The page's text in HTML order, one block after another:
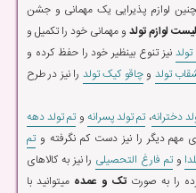
لوازم پذیرایی یک مهمانی و جشن
لیست لوازم تولد و مهمانی خود را تکمیل و
نیز تنوع بینظیر خود را حفظ کرده و
تولد وچاقو کیک تولد را نیز در طرح
دخترانه،تم تولد پسرانه وتم تولد دهه
مهم دیگر را نیز دست کم نگرفته وتم
وتم فارغ التحصیلی را نیز به کالاهای
را به صورت تک و عمده میتوانید با